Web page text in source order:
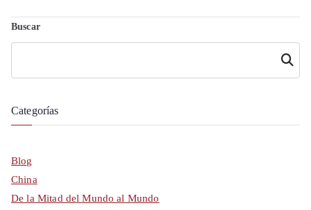
entradas
Buscar
Buscar
Categorías
Blog
China
De la Mitad del Mundo al Mundo